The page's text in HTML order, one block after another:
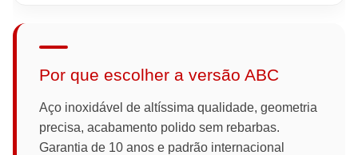
Por que escolher a versão ABC
Aço inoxidável de altíssima qualidade, geometria
precisa, acabamento polido sem rebarbas.
Garantia de 10 anos e padrão internacional